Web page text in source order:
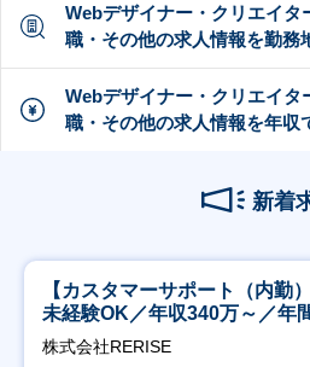
Webデザイナー・クリエイタ
職・その他の求人情報を勤務
Webデザイナー・クリエイタ
職・その他の求人情報を年収
新着
【カスタマーサポート（内勤
未経験OK／年収340万～／年
株式会社RERISE